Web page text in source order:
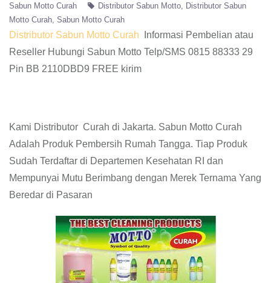
Sabun Motto Curah
Distributor Sabun Motto
Distributor Sabun
Motto Curah Sabun Motto Curah
Distributor Sabun Motto Curah
Informasi Pembelian atau
Reseller Hubungi Sabun Motto Telp/SMS 0815 88333 29
Pin BB 2110DBD9 FREE kirim
Kami Distributor Curah di Jakarta. Sabun Motto Curah
Adalah Produk Pembersih Rumah Tangga. Tiap Produk
Sudah Terdaftar di Departemen Kesehatan RI dan
Mempunyai Mutu Berimbang dengan Merek Ternama Yang
Beredar di Pasaran